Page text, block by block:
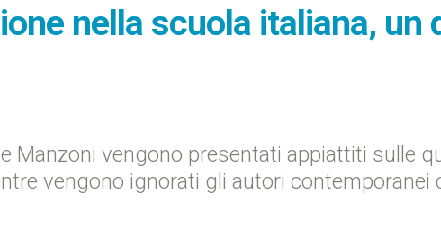
nella scuola italiana, un
Manzoni vengono presentati appiattiti sulle
vengono ignorati gli autori contemporanei